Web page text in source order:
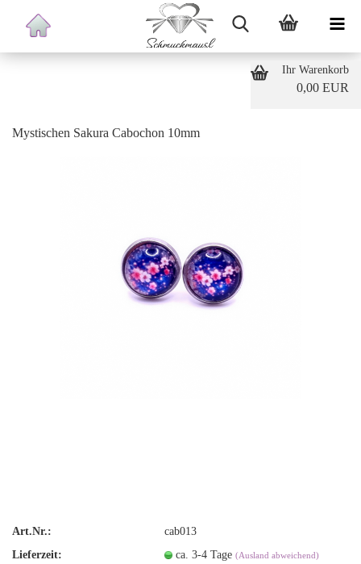
Ihr Warenkorb
0,00 EUR
Mystischen Sakura Cabochon 10mm
Art.Nr.:
cab013
Lieferzeit:
ca. 3-4 Tage(Ausland abweichend)